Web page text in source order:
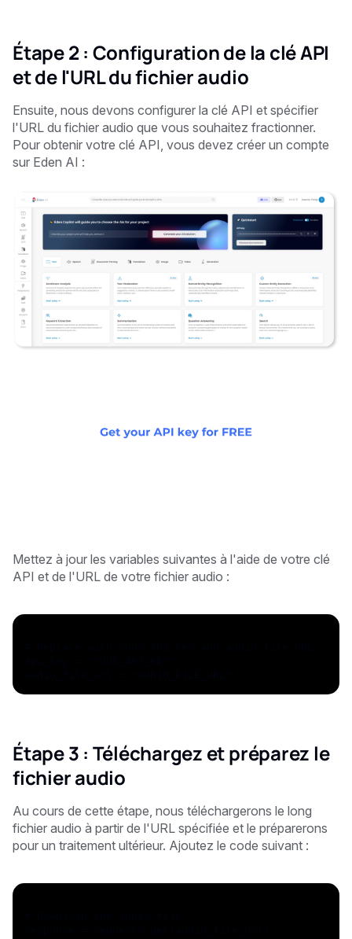
Étape 2 : Configuration de la clé API
et de l'URL du fichier audio
Ensuite, nous devons configurer la clé API et spécifier
l'URL du fichier audio que vous souhaitez fractionner.
Pour obtenir votre clé API, vous devez créer un compte
sur Eden AI :
Mettez à jour les variables suivantes à l'aide de votre clé
API et de l'URL de votre fichier audio :
Étape 3 : Téléchargez et préparez le
fichier audio
Au cours de cette étape, nous téléchargerons le long
fichier audio à partir de l'URL spécifiée et le préparerons
pour un traitement ultérieur. Ajoutez le code suivant :